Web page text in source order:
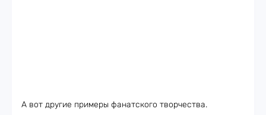
А вот другие примеры фанатского творчества.